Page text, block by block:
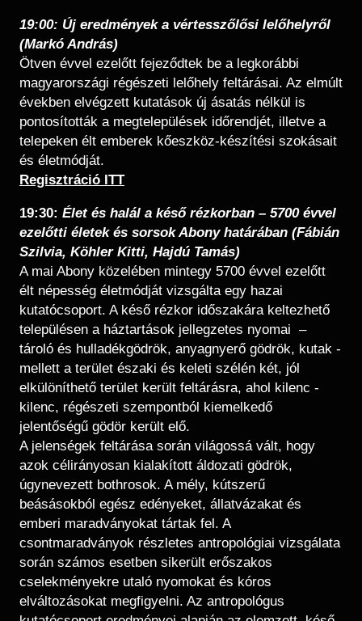
19:00: Új eredmények a vértesszőlősi lelőhelyről
(Markó András)
Ötven évvel ezelőtt fejeződtek be a legkorábbi
magyarországi régészeti lelőhely feltárásai. Az elmúlt
években elvégzett kutatások új ásatás nélkül is
pontosították a megtelepülések időrendjét, illetve a
telepeken élt emberek kőeszköz-készítési szokásait
és életmódját.
​Regisztráció ITT
19:30: Élet és halál a késő rézkorban – 5700 évvel
ezelőtti életek és sorsok Abony határában (Fábián
Szilvia, Köhler Kitti, Hajdú Tamás)
A mai Abony közelében mintegy 5700 évvel ezelőtt
élt népesség életmódját vizsgálta egy hazai
kutatócsoport. A késő rézkor időszakára keltezhető
településen a háztartások jellegzetes nyomai –
tároló és hulladékgödrök, anyagnyerő gödrök, kutak -
mellett a terület északi és keleti szélén két, jól
elkülöníthető terület került feltárásra, ahol kilenc -
kilenc, régészeti szempontból kiemelkedő
jelentőségű gödör került elő.
A jelenségek feltárása során világossá vált, hogy
azok célirányosan kialakított áldozati gödrök,
úgynevezett bothrosok. A mély, kútszerű
beásásokból egész edényeket, állatvázakat és
emberi maradványokat tártak fel. A
csontmaradványok részletes antropológiai vizsgálata
során számos esetben sikerült erőszakos
cselekményekre utaló nyomokat és kóros
elváltozásokat megfigyelni. Az antropológus